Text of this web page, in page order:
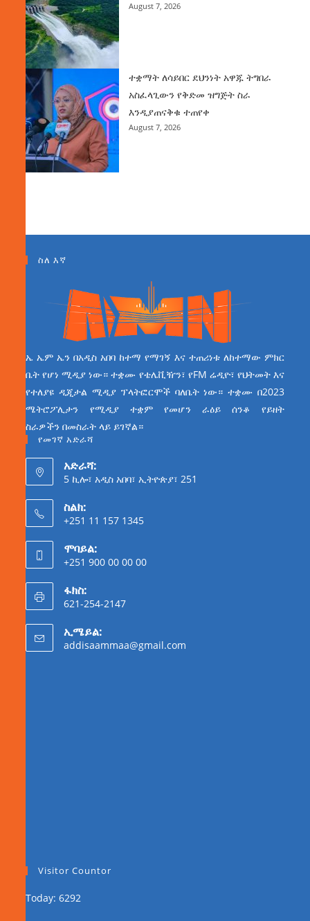
August 7, 2026
ተቋማት ለሳይበር ደህንነት አዋጁ ትግበራ
አስፈላጊውን የቅድመ ዝግጅት ስራ
እንዲያጠናቅቁ ተጠየቀ
August 7, 2026
ስለ እኛ
ኤ ኤም ኤን በአዲስ አበባ ከተማ የማገኝ እና ተጠሪነቱ ለከተማው ምክር
ቤት የሆነ ሚዲያ ነው። ተቋሙ የቴሌቪዥን፣ የFM ሬዲዮ፣ የህትመት እና
የተለያዩ ዲጂታል ሚዲያ ፕላትፎርሞች ባለቤት ነው። ተቋሙ በ2023
ሜትሮፖሊታን የሚዲያ ተቋም የመሆን ራዕይ ሰንቆ የይዘት
ስራዎችን በመስራት ላይ ይገኛል።
የመገኛ አድራሻ
አድራሻ:
5 ኪሎ፣ አዲስ አበባ፣ ኢትዮጵያ፣ 251
ስልክ:
+251 11 157 1345
ሞባይል:
+251 900 00 00 00
ፋክስ:
621-254-2147
ኢሜይል:
addisaammaa@gmail.com
Visitor Countor
Today: 6292